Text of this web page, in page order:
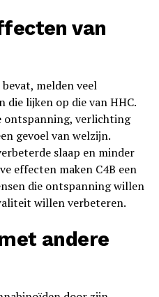
van
melden veel
die lijken op die van HHC.
ontspanning, verlichting
gevoel van welzijn.
slaap en minder
effecten maken C4B een
die ontspanning willen
willen verbeteren.
andere